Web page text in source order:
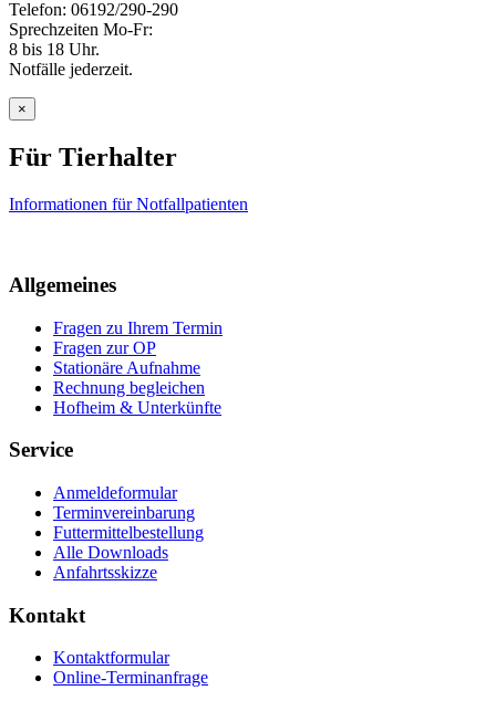
Telefon: 06192/290-290
Sprechzeiten Mo-Fr:
8 bis 18 Uhr.
Notfälle jederzeit.
×
Für Tierhalter
Informationen für Notfallpatienten
Allgemeines
Fragen zu Ihrem Termin
Fragen zur OP
Stationäre Aufnahme
Rechnung begleichen
Hofheim & Unterkünfte
Service
Anmeldeformular
Terminvereinbarung
Futtermittelbestellung
Alle Downloads
Anfahrtsskizze
Kontakt
Kontaktformular
Online-Terminanfrage